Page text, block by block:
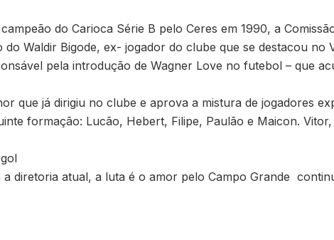
do Carioca Série B pelo Ceres em 1990, a
Waldir Bigode, ex- jogador do clube que se destacou no
pela introdução de Wagner Love no futebol – que
que já dirigiu no clube e aprova a mistura de jogadores
formação: Lucão, Hebert, Filipe, Paulão e Maicon.
diretoria atual, a luta é o amor pelo Campo Grande